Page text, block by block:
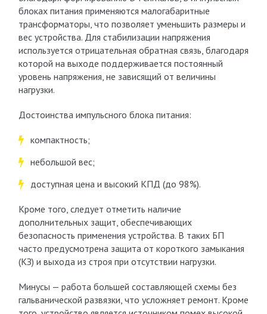
блоках питания применяются малогабаритные
трансформаторы, что позволяет уменьшить размеры и
вес устройства. Для стабилизации напряжения
используется отрицательная обратная связь, благодаря
которой на выходе поддерживается постоянный
уровень напряжения, не зависящий от величины
нагрузки.
Достоинства импульсного блока питания:
компактность;
небольшой вес;
доступная цена и высокий КПД (до 98%).
Кроме того, следует отметить наличие
дополнительных защит, обеспечивающих
безопасность применения устройства. В таких БП
часто предусмотрена защита от короткого замыкания
(КЗ) и выхода из строя при отсутствии нагрузки.
Минусы — работа большей составляющей схемы без
гальванической развязки, что усложняет ремонт. Кроме